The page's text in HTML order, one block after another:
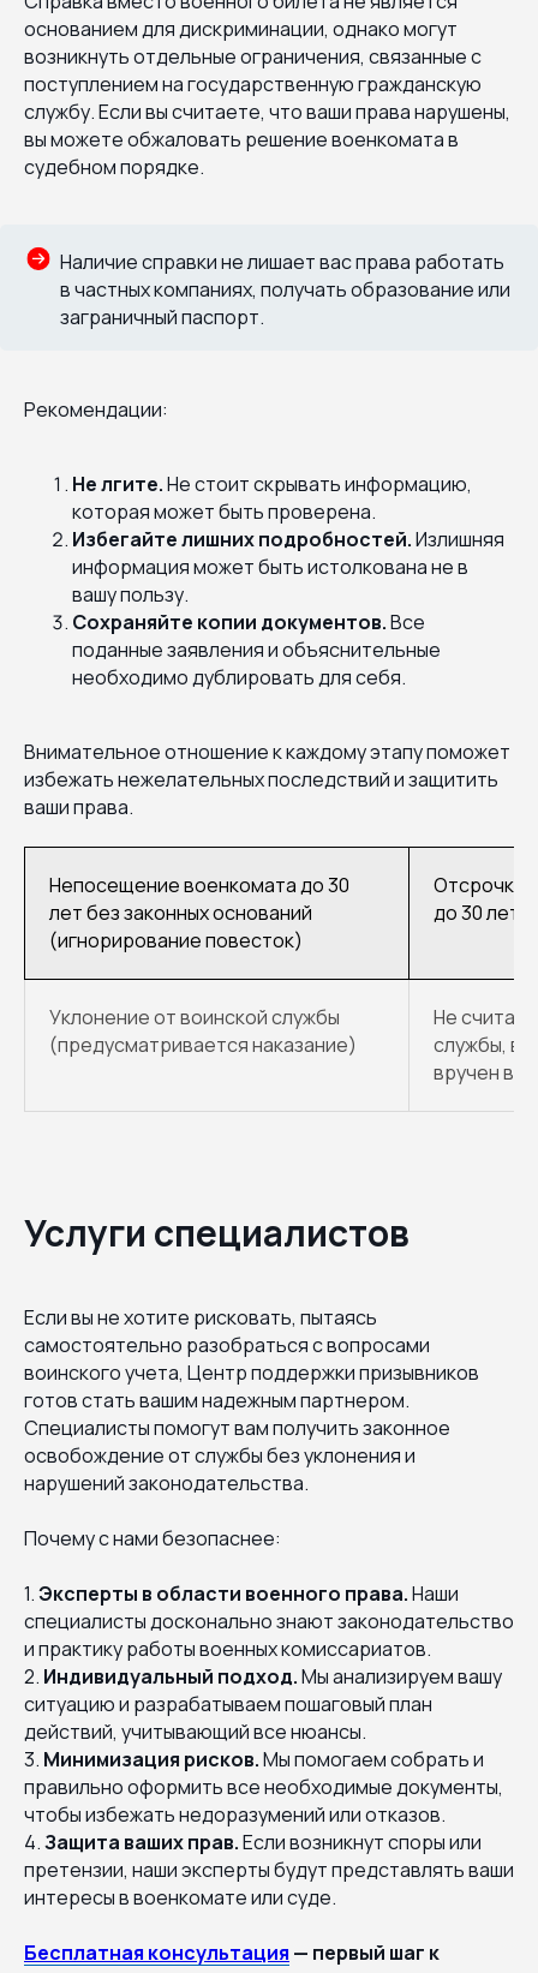
основанием для дискриминации, однако могут
возникнуть отдельные ограничения, связанные с
поступлением на государственную гражданскую
службу. Если вы считаете, что ваши права нарушены,
вы можете обжаловать решение военкомата в
судебном порядке.
Наличие справки не лишает вас права работать
в частных компаниях, получать образование или
заграничный паспорт.
Рекомендации:
Не лгите.Не стоит скрывать информацию,
которая может быть проверена.
Избегайте лишних подробностей.Излишняя
информация может быть истолкована не в
вашу пользу.
Сохраняйте копии документов.Все
поданные заявления и объяснительные
необходимо дублировать для себя.
Внимательное отношение к каждому этапу поможет
избежать нежелательных последствий и защитить
ваши права.
Непосещение военкомата до 30
лет без законных оснований
(игнорирование повесток)
Отсрочки
до 30 лет
Уклонение от воинской службы
(предусматривается наказание)
Не
службы, в
вручен
Услуги специалистов
Если вы не хотите рисковать, пытаясь
самостоятельно разобраться с вопросами
воинского учета, Центр поддержки призывников
готов стать вашим надежным партнером.
Специалисты помогут вам получить законное
освобождение от службы без уклонения и
нарушений законодательства.
Почему с нами безопаснее:
1.Эксперты в области военного права.Наши
специалисты досконально знают законодательство
и практику работы военных комиссариатов.
2. Индивидуальный подход.Мы анализируем вашу
ситуацию и разрабатываем пошаговый план
действий, учитывающий все нюансы.
3. Минимизация рисков.Мы помогаем собрать и
правильно оформить все необходимые документы,
чтобы избежать недоразумений или отказов.
4.Защита ваших прав.Если возникнут споры или
претензии, наши эксперты будут представлять ваши
интересы в военкомате или суде.
Бесплатная консультация — первый шаг к